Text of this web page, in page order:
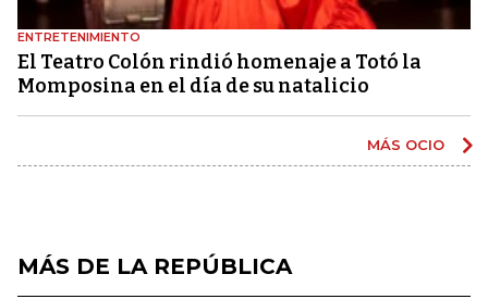
ENTRETENIMIENTO
El Teatro Colón rindió homenaje a Totó la
Momposina en el día de su natalicio
MÁS OCIO
MÁS DE LA REPÚBLICA